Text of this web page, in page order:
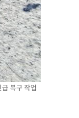
복구 작업